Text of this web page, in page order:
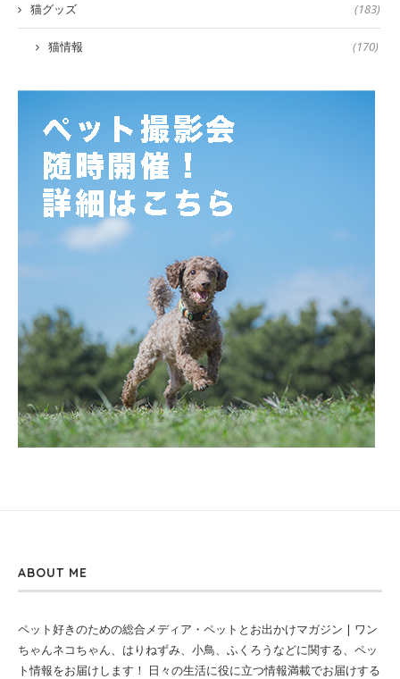
猫グッズ (183)
猫情報 (170)
ABOUT ME
ペット好きのための総合メディア・ペットとお出かけマガジン | ワン
ちゃんネコちゃん、はりねずみ、小鳥、ふくろうなどに関する、ペッ
ト情報をお届けします！ 日々の生活に役に立つ情報満載でお届けする